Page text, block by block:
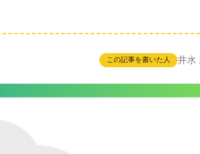
この記事を書いた人 井水